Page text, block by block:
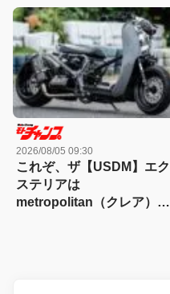
2026/08/05 09:30
これぞ、ザ【USDM】エク
ステリアは
metropolitan（クレア）と